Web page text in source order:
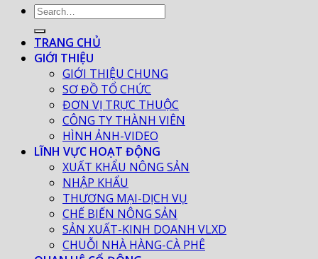
TRANG CHỦ
GIỚI THIỆU
GIỚI THIỆU CHUNG
SƠ ĐỒ TỔ CHỨC
ĐƠN VỊ TRỰC THUỘC
CÔNG TY THÀNH VIÊN
HÌNH ẢNH-VIDEO
LĨNH VỰC HOẠT ĐỘNG
XUẤT KHẨU NÔNG SẢN
NHẬP KHẨU
THƯƠNG MẠI-DỊCH VỤ
CHẾ BIẾN NÔNG SẢN
SẢN XUẤT-KINH DOANH VLXD
CHUỖI NHÀ HÀNG-CÀ PHÊ